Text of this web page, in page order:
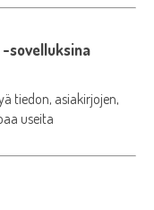
sovelluksina
tiedon, asiakirjojen,
useita